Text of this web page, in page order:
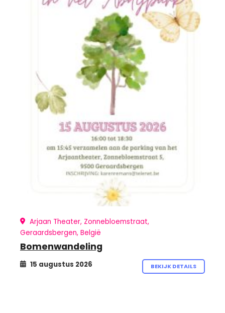
Arjaan Theater, Zonnebloemstraat,
Geraardsbergen, België
Bomenwandeling
15 augustus 2026 BEKIJK DETAILS